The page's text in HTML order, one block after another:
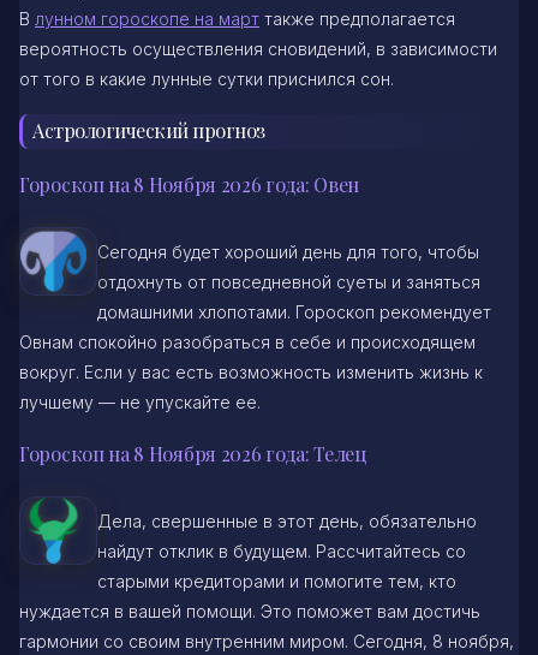
В лунном гороскопе на март также предполагается
вероятность осуществления сновидений, в зависимости
от того в какие лунные сутки приснился сон.
Астрологический прогноз
Гороскоп на 8 Ноября 2026 года: Овен
Сегодня будет хороший день для того, чтобы
отдохнуть от повседневной суеты и заняться
домашними хлопотами. Гороскоп рекомендует
Овнам спокойно разобраться в себе и происходящем
вокруг. Если у вас есть возможность изменить жизнь к
лучшему — не упускайте ее.
Гороскоп на 8 Ноября 2026 года: Телец
Дела, свершенные в этот день, обязательно
найдут отклик в будущем. Рассчитайтесь со
старыми кредиторами и помогите тем, кто
нуждается в вашей помощи. Это поможет вам достичь
гармонии со своим внутренним миром. Сегодня, 8 ноября,